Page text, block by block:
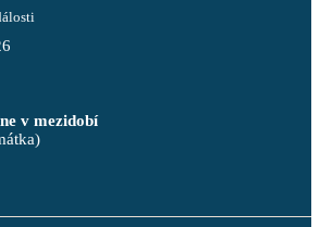
v mezidobí
barva